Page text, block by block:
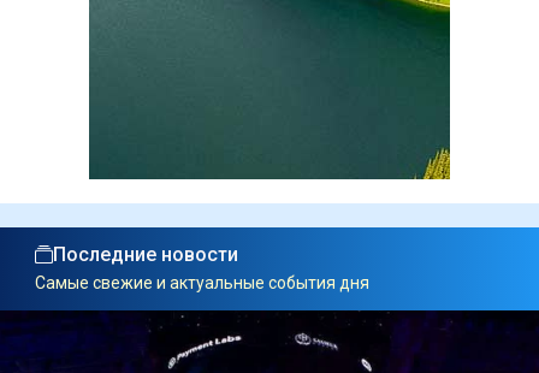
Последние новости
Самые свежие и актуальные события дня